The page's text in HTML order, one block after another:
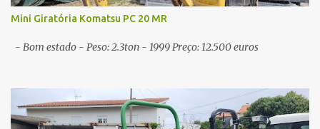
Mini Giratória Komatsu PC 20 MR
- Bom estado - Peso: 2.3ton - 1999 Preço: 12.500 euros